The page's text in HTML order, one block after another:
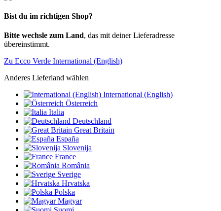
Bist du im richtigen Shop?
Bitte wechsle zum Land, das mit deiner Lieferadresse
übereinstimmt.
Zu Ecco Verde International (English)
Anderes Lieferland wählen
International (English)
Österreich
Italia
Deutschland
Great Britain
España
Slovenija
France
România
Sverige
Hrvatska
Polska
Magyar